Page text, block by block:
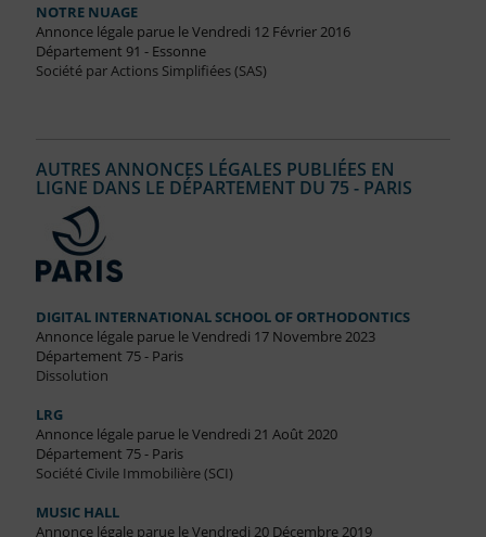
NOTRE NUAGE
Annonce légale parue le Vendredi 12 Février 2016
Département 91 - Essonne
Société par Actions Simplifiées (SAS)
AUTRES ANNONCES LÉGALES PUBLIÉES EN
LIGNE DANS LE DÉPARTEMENT DU 75 - PARIS
DIGITAL INTERNATIONAL SCHOOL OF ORTHODONTICS
Annonce légale parue le Vendredi 17 Novembre 2023
Département 75 - Paris
Dissolution
LRG
Annonce légale parue le Vendredi 21 Août 2020
Département 75 - Paris
Société Civile Immobilière (SCI)
MUSIC HALL
Annonce légale parue le Vendredi 20 Décembre 2019